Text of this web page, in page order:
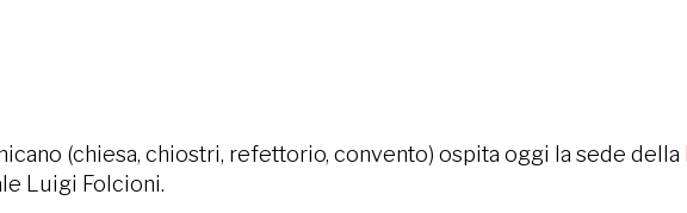
(chiesa, chiostri, refettorio, convento) ospita oggi la sede della
Luigi Folcioni.